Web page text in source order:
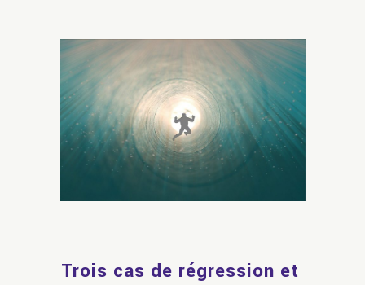
Trois cas de régression et